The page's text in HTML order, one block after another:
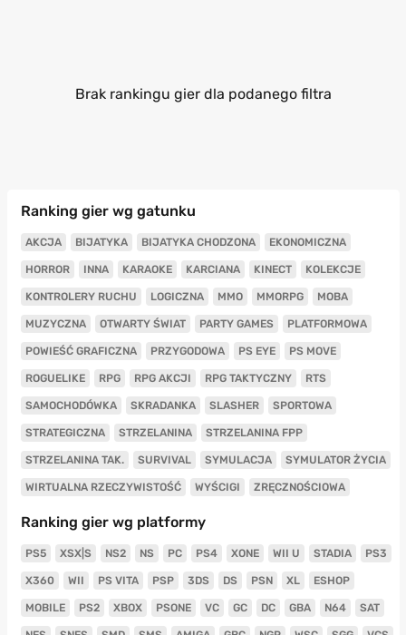
Brak rankingu gier dla podanego filtra
Ranking gier wg gatunku
AKCJA BIJATYKA BIJATYKA CHODZONA EKONOMICZNA
HORROR INNA KARAOKE KARCIANA KINECT KOLEKCJE
KONTROLERY RUCHU LOGICZNA MMO MMORPG MOBA
MUZYCZNA OTWARTY ŚWIAT PARTY GAMES PLATFORMOWA
POWIEŚĆ GRAFICZNA PRZYGODOWA PS EYE PS MOVE
ROGUELIKE RPG RPG AKCJI RPG TAKTYCZNY RTS
SAMOCHODÓWKA SKRADANKA SLASHER SPORTOWA
STRATEGICZNA STRZELANINA STRZELANINA FPP
STRZELANINA TAK. SURVIVAL SYMULACJA SYMULATOR ŻYCIA
WIRTUALNA RZECZYWISTOŚĆ WYŚCIGI ZRĘCZNOŚCIOWA
Ranking gier wg platformy
PS5 XSX|S NS2 NS PC PS4 XONE WII U STADIA PS3
X360 WII PS VITA PSP 3DS DS PSN XL ESHOP
MOBILE PS2 XBOX PSONE VC GC DC GBA N64 SAT